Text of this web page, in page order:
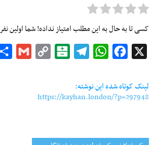
کسی تا به حال به این مطلب امتیاز نداده! شما اولین
Facebook
WhatsApp
Telegram
Balatarin
Copy
Gmail
لینک کوتاه شده این نوشته:
https://kayhan.london/?p=297948